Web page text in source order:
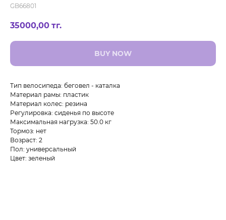
GB66801
35000,00 тг.
BUY NOW
Тип велосипеда: беговел - каталка
Материал рамы: пластик
Материал колес: резина
Регулировка: сиденья по высоте
Максимальная нагрузка: 50.0 кг
Тормоз: нет
Возраст: 2
Пол: универсальный
Цвет: зеленый